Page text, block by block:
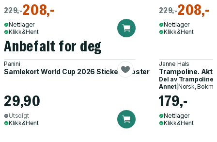
229,-208,-
Nettlager
Klikk&Hent
229,-208,-
Nettlager
Klikk&Hent
Anbefalt for deg
Panini
Samlekort World Cup 2026 Sticker Booster
29,90
Utsolgt
Klikk&Hent
Janne Hals
Trampoline.
Del av Trampoline
Annet| Norsk,
179,-
Nettlager
Klikk&Hent